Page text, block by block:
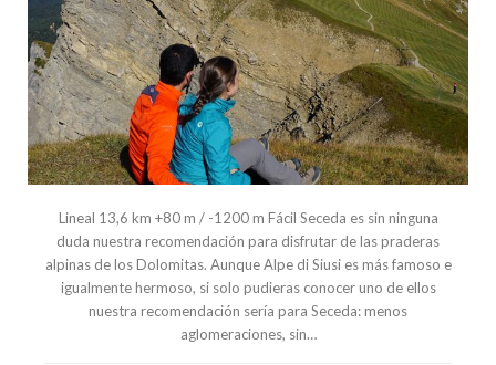
Lineal 13,6 km +80 m / -1200 m Fácil Seceda es sin ninguna
duda nuestra recomendación para disfrutar de las praderas
alpinas de los Dolomitas. Aunque Alpe di Siusi es más famoso e
igualmente hermoso, si solo pudieras conocer uno de ellos
nuestra recomendación sería para Seceda: menos
aglomeraciones, sin…